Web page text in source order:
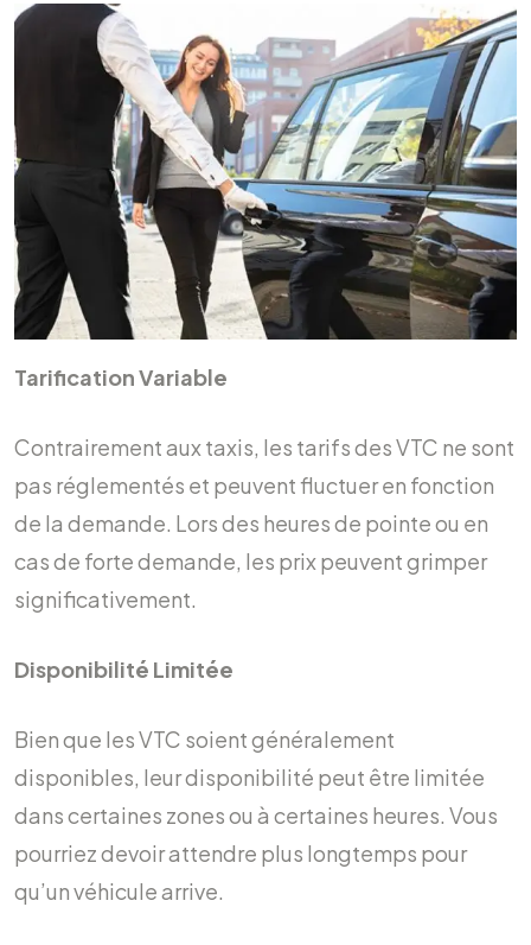
Tarification Variable
Contrairement aux taxis, les tarifs des VTC ne sont
pas réglementés et peuvent fluctuer en fonction
de la demande. Lors des heures de pointe ou en
cas de forte demande, les prix peuvent grimper
significativement.
Disponibilité Limitée
Bien que les VTC soient généralement
disponibles, leur disponibilité peut être limitée
dans certaines zones ou à certaines heures. Vous
pourriez devoir attendre plus longtemps pour
qu’un véhicule arrive.